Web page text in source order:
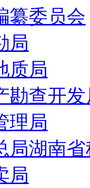
纂委员会
局
质局
勘查开发
理局
局湖南
局